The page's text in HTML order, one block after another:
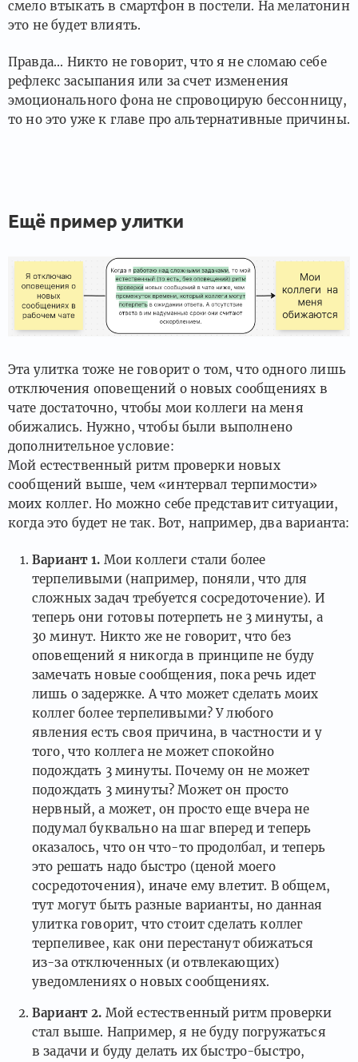
смело втыкать в смартфон в постели. На мелатонин
это не будет влиять.
Правда... Никто не говорит, что я не сломаю себе
рефлекс засыпания или за счет изменения
эмоционального фона не спровоцирую бессонницу,
то но это уже к главе про альтернативные причины.
Ещё пример улитки
Эта улитка тоже не говорит о том, что одного лишь
отключения оповещений о новых сообщениях в
чате достаточно, чтобы мои коллеги на меня
обижались. Нужно, чтобы были выполнено
дополнительное условие:
Мой естественный ритм проверки новых
сообщений выше, чем «интервал терпимости»
моих коллег. Но можно себе представит ситуации,
когда это будет не так. Вот, например, два варианта:
Вариант 1. Мои коллеги стали более
терпеливыми (например, поняли, что для
сложных задач требуется сосредоточение). И
теперь они готовы потерпеть не 3 минуты, а
30 минут. Никто же не говорит, что без
оповещений я никогда в принципе не буду
замечать новые сообщения, пока речь идет
лишь о задержке. А что может сделать моих
коллег более терпеливыми? У любого
явления есть своя причина, в частности и у
того, что коллега не может спокойно
подождать 3 минуты. Почему он не может
подождать 3 минуты? Может он просто
нервный, а может, он просто еще вчера не
подумал буквально на шаг вперед и теперь
оказалось, что он что-то продолбал, и теперь
это решать надо быстро (ценой моего
сосредоточения), иначе ему влетит. В общем,
тут могут быть разные варианты, но данная
улитка говорит, что стоит сделать коллег
терпеливее, как они перестанут обижаться
из-за отключенных (и отвлекающих)
уведомлениях о новых сообщениях.
Вариант 2. Мой естественный ритм проверки
стал выше. Например, я не буду погружаться
в задачи и буду делать их быстро-быстро,